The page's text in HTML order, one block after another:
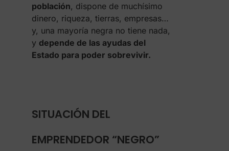
población, dispone de muchísimo
dinero, riqueza, tierras, empresas…
y, una mayoría negra no tiene nada,
y depende de las ayudas del
Estado para poder sobrevivir.
SITUACIÓN DEL
EMPRENDEDOR “NEGRO”